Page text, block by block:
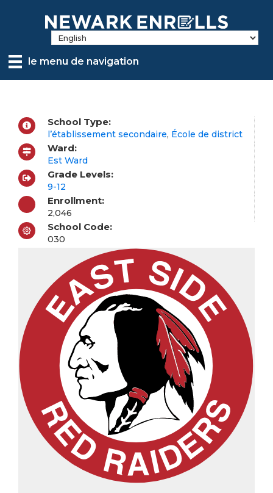
contentle menu de navigation
School Type:
l’établissement secondaire, École de district
Ward:
Est Ward
Grade Levels:
9-12
Enrollment:
2,046
School Code:
030